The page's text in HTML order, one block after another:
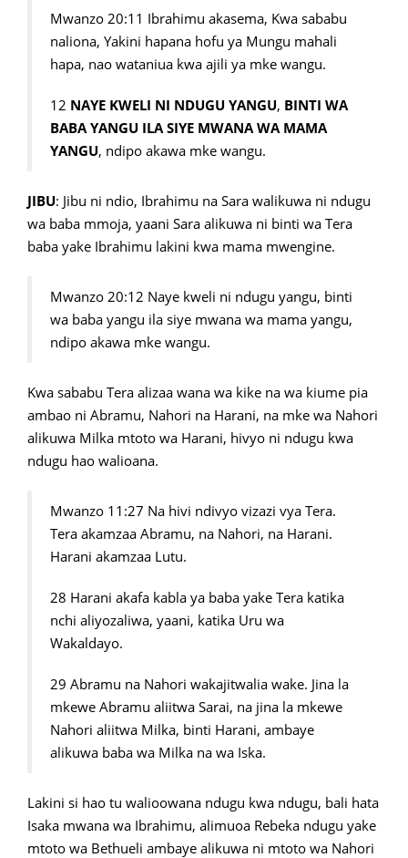
Mwanzo 20:11 Ibrahimu akasema, Kwa sababu
naliona, Yakini hapana hofu ya Mungu mahali
hapa, nao wataniua kwa ajili ya mke wangu.
12 NAYE KWELI NI NDUGU YANGU, BINTI WA
BABA YANGU ILA SIYE MWANA WA MAMA
YANGU, ndipo akawa mke wangu.
JIBU: Jibu ni ndio, Ibrahimu na Sara walikuwa ni ndugu
wa baba mmoja, yaani Sara alikuwa ni binti wa Tera
baba yake Ibrahimu lakini kwa mama mwengine.
Mwanzo 20:12 Naye kweli ni ndugu yangu, binti
wa baba yangu ila siye mwana wa mama yangu,
ndipo akawa mke wangu.
Kwa sababu Tera alizaa wana wa kike na wa kiume pia
ambao ni Abramu, Nahori na Harani, na mke wa Nahori
alikuwa Milka mtoto wa Harani, hivyo ni ndugu kwa
ndugu hao walioana.
Mwanzo 11:27 Na hivi ndivyo vizazi vya Tera.
Tera akamzaa Abramu, na Nahori, na Harani.
Harani akamzaa Lutu.
28 Harani akafa kabla ya baba yake Tera katika
nchi aliyozaliwa, yaani, katika Uru wa
Wakaldayo.
29 Abramu na Nahori wakajitwalia wake. Jina la
mkewe Abramu aliitwa Sarai, na jina la mkewe
Nahori aliitwa Milka, binti Harani, ambaye
alikuwa baba wa Milka na wa Iska.
Lakini si hao tu walioowana ndugu kwa ndugu, bali hata
Isaka mwana wa Ibrahimu, alimuoa Rebeka ndugu yake
mtoto wa Bethueli ambaye alikuwa ni mtoto wa Nahori